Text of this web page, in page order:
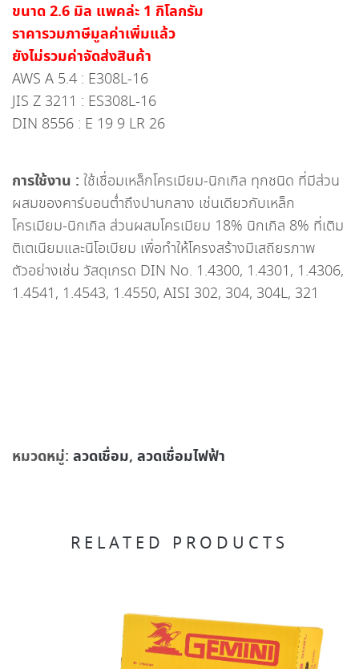
ขนาด 2.6 มิล แพคล่ะ 1 กิโลกรัม
ราคารวมภาษีมูลค่าเพิ่มแล้ว
ยังไม่รวมค่าจัดส่งสินค้า
AWS A 5.4 : E308L-16
JIS Z 3211 : ES308L-16
DIN 8556 : E 19 9 LR 26
การใช้งาน : ใช้เชื่อมเหล็กโครเมียม-นิกเกิล ทุกชนิด ที่มีส่วน
ผสมของคาร์บอนต่ำถึงปานกลาง เช่นเดียวกับเหล็ก
โครเมียม-นิกเกิล ส่วนผสมโครเมียม 18% นิกเกิล 8% ที่เติม
ติเตเนียมและนีโอเบียม เพื่อทำให้โครงสร้างมีเสถียรภาพ
ตัวอย่างเช่น วัสดุเกรด DIN No. 1.4300, 1.4301, 1.4306,
1.4541, 1.4543, 1.4550, AISI 302, 304, 304L, 321
หมวดหมู่: ลวดเชื่อม, ลวดเชื่อมไฟฟ้า
RELATED PRODUCTS